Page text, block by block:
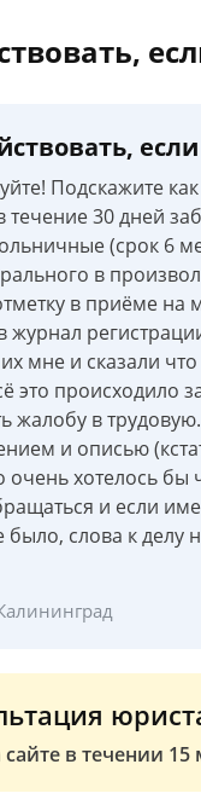
Подскажите
течение 30 дней
(срок 6
в
в приёме
журнал
мне и сказали
это происходило
жалобу в
и описью
очень хотелось
и если
было, слова к
сайте в течении 15